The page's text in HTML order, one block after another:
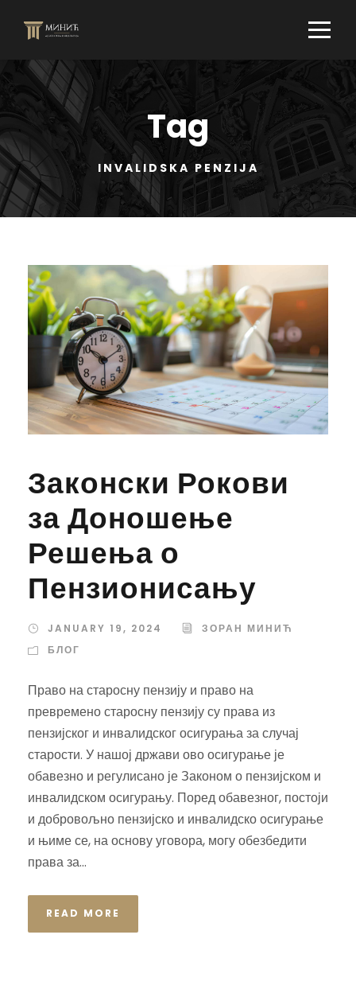
Tag
INVALIDSKA PENZIJA
Законски Рокови
за Доношење
Решења о
Пензионисању
JANUARY 19, 2024
ЗОРАН МИНИЋ
БЛОГ
Право на старосну пензију и право на
превремено старосну пензију су права из
пензијског и инвалидског осигурања за случај
старости. У нашој држави ово осигурање је
обавезно и регулисано је Законом о пензијском и
инвалидском осигурању. Поред обавезног, постоји
и добровољно пензијско и инвалидско осигурање
и њиме се, на основу уговора, могу обезбедити
права за...
READ MORE